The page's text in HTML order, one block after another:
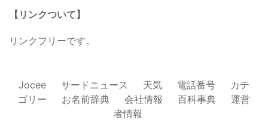
【リンクついて】
リンクフリーです。
Jocee サードニュース 天気 電話番号
カテ
ゴリー
お名前辞典 会社情報 百科事典
運営
者情報